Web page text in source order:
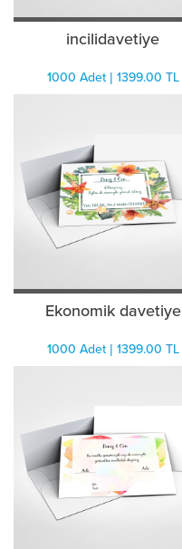
incilidavetiye
1000 Adet | 1399.00 TL
Ekonomik davetiye
1000 Adet | 1399.00 TL